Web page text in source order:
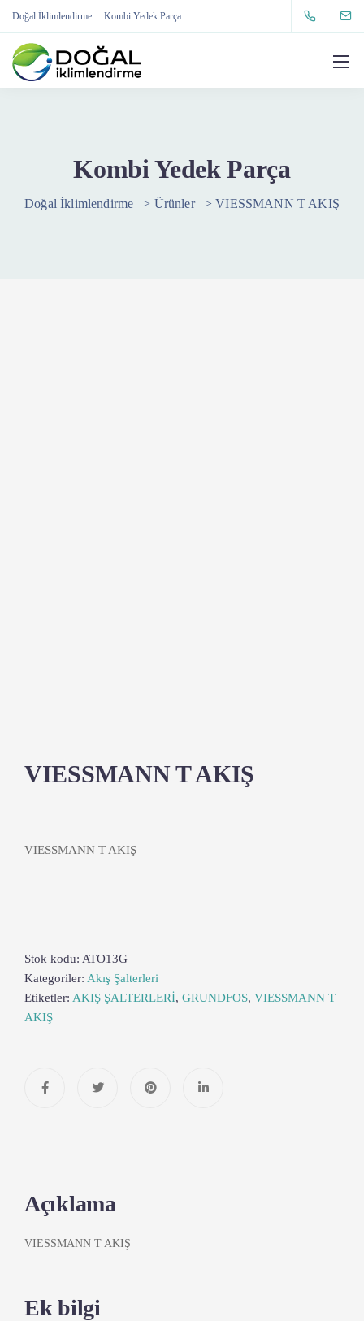
Doğal İklimlendirme Kombi Yedek Parça
Kombi Yedek Parça
Doğal İklimlendirme > Ürünler >VIESSMANN T AKIŞ
VIESSMANN T AKIŞ
VIESSMANN T AKIŞ
Stok kodu: ATO13G
Kategoriler: Akış Şalterleri
Etiketler: AKIŞ ŞALTERLERİ, GRUNDFOS, VIESSMANN T
AKIŞ
Açıklama
VIESSMANN T AKIŞ
Ek bilgi